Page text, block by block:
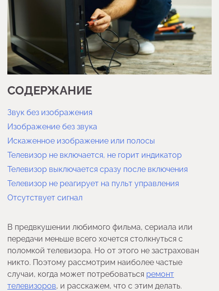
СОДЕРЖАНИЕ
Звук без изображения
Изображение без звука
Искаженное изображение или полосы
Телевизор не включается, не горит индикатор
Телевизор выключается сразу после включения
Телевизор не реагирует на пульт управления
Отсутствует сигнал
В предвкушении любимого фильма, сериала или
передачи меньше всего хочется столкнуться с
поломкой телевизора. Но от этого не застрахован
никто. Поэтому рассмотрим наиболее частые
случаи, когда может потребоваться ремонт
телевизоров, и расскажем, что с этим делать.